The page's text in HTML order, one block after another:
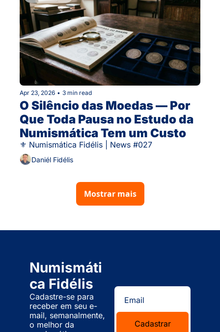
Apr 23, 2026 • 3 min read
O Silêncio das Moedas — Por
Que Toda Pausa no Estudo da
Numismática Tem um Custo
⚜ Numismática Fidélis | News #027
Daniél Fidélis
Mostrar mais
Numismáti
ca Fidélis
Cadastre-se para
receber em seu e-
mail, semanalmente,
o melhor da
Cadastrar